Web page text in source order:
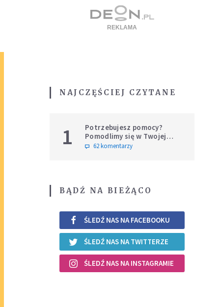
NAJCZĘŚCIEJ CZYTANE
1
Potrzebujesz pomocy?
Pomodlimy się w Twojej
intencji
62 komentarzy
BĄDŹ NA BIEŻĄCO
ŚLEDŹ NAS NA FACEBOOKU
ŚLEDŹ NAS NA TWITTERZE
ŚLEDŹ NAS NA INSTAGRAMIE